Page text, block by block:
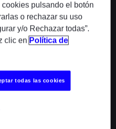
de documentos no
IA y machine learning,
información procesable.
pulsando el botón
o rechazar su uso
y/o Rechazar todas”.
clic en Política de
todas las cookies